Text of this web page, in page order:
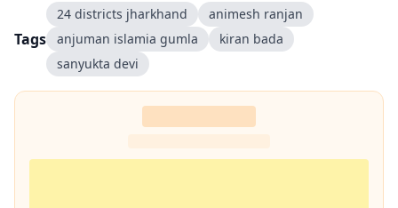
Tags
24 districts jharkhand
animesh ranjan
anjuman islamia gumla
kiran bada
sanyukta devi